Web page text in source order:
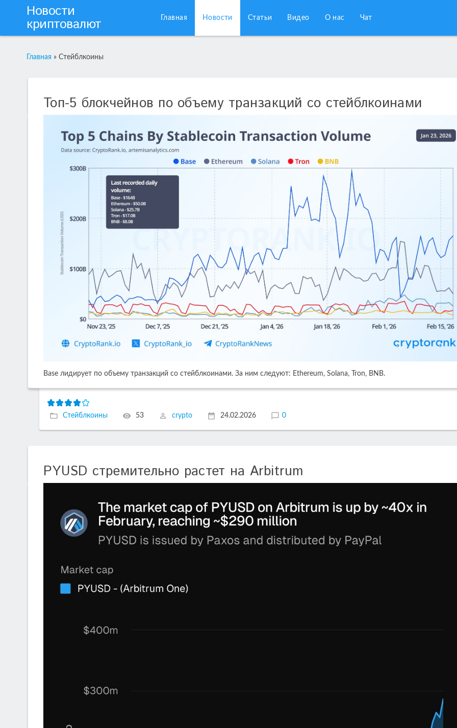
Новости
криптовалют Главная Новости Статьи Видео О нас Чат
Главная » Стейблкоины
Топ-5 блокчейнов по объему транзакций со стейблкоинами
Base лидирует по объему транзакций со стейблкоинами. За ним следуют: Ethereum, Solana, Tron, BNB.
Стейблкоины 53 crypto 24.02.2026 0
PYUSD стремительно растет на Arbitrum